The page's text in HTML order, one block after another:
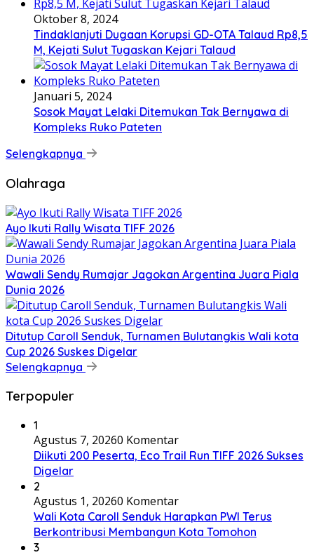
Oktober 8, 2024
Tindaklanjuti Dugaan Korupsi GD-OTA Talaud Rp8,5
M, Kejati Sulut Tugaskan Kejari Talaud
Januari 5, 2024
Sosok Mayat Lelaki Ditemukan Tak Bernyawa di
Kompleks Ruko Pateten
Selengkapnya
Olahraga
Ayo Ikuti Rally Wisata TIFF 2026
Wawali Sendy Rumajar Jagokan Argentina Juara Piala
Dunia 2026
Ditutup Caroll Senduk, Turnamen Bulutangkis Wali kota
Cup 2026 Suskes Digelar
Selengkapnya
Terpopuler
1
Agustus 7, 20260 Komentar
Diikuti 200 Peserta, Eco Trail Run TIFF 2026 Sukses
Digelar
2
Agustus 1, 20260 Komentar
Wali Kota Caroll Senduk Harapkan PWI Terus
Berkontribusi Membangun Kota Tomohon
3